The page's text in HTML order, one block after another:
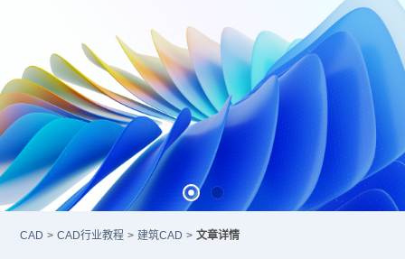
CAD > CAD行业教程 > 建筑CAD > 文章详情